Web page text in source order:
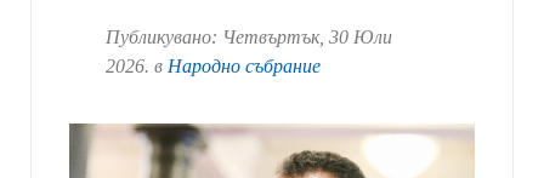
Публикувано: Четвъртък, 30 Юли
2026. в Народно събрание